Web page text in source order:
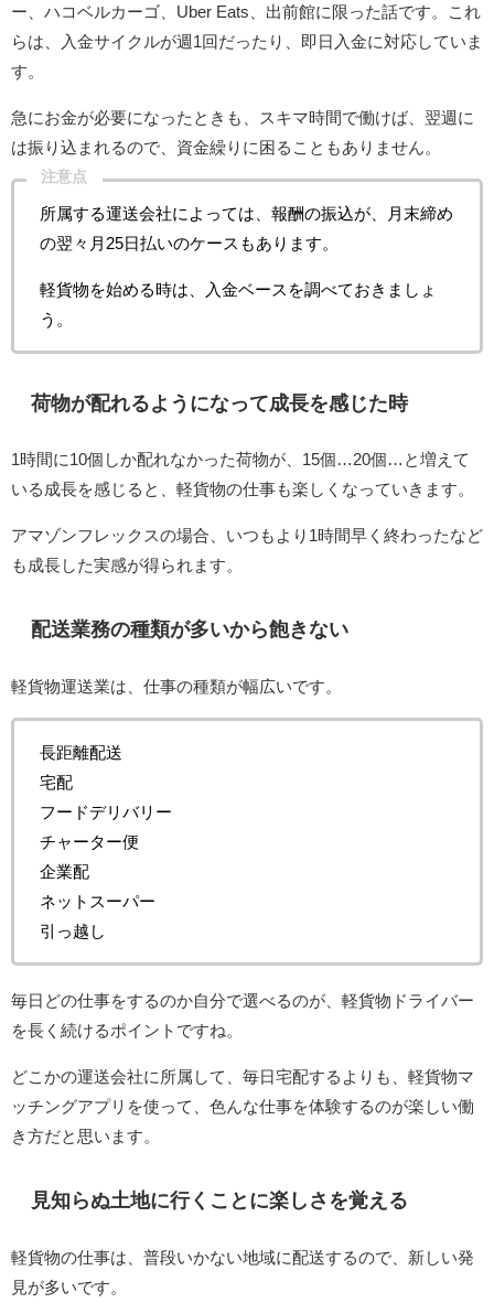
ー、ハコベルカーゴ、Uber Eats、出前館に限った話です。これ
らは、入金サイクルが週1回だったり、即日入金に対応していま
す。
急にお金が必要になったときも、スキマ時間で働けば、翌週に
は振り込まれるので、資金繰りに困ることもありません。
注意点
所属する運送会社によっては、報酬の振込が、月末締め
の翌々月25日払いのケースもあります。
軽貨物を始める時は、入金ベースを調べておきましょ
う。
荷物が配れるようになって成長を感じた時
1時間に10個しか配れなかった荷物が、15個…20個…と増えて
いる成長を感じると、軽貨物の仕事も楽しくなっていきます。
アマゾンフレックスの場合、いつもより1時間早く終わったなど
も成長した実感が得られます。
配送業務の種類が多いから飽きない
軽貨物運送業は、仕事の種類が幅広いです。
長距離配送
宅配
フードデリバリー
チャーター便
企業配
ネットスーパー
引っ越し
毎日どの仕事をするのか自分で選べるのが、軽貨物ドライバー
を長く続けるポイントですね。
どこかの運送会社に所属して、毎日宅配するよりも、軽貨物マ
ッチングアプリを使って、色んな仕事を体験するのが楽しい働
き方だと思います。
見知らぬ土地に行くことに楽しさを覚える
軽貨物の仕事は、普段いかない地域に配送するので、新しい発
見が多いです。